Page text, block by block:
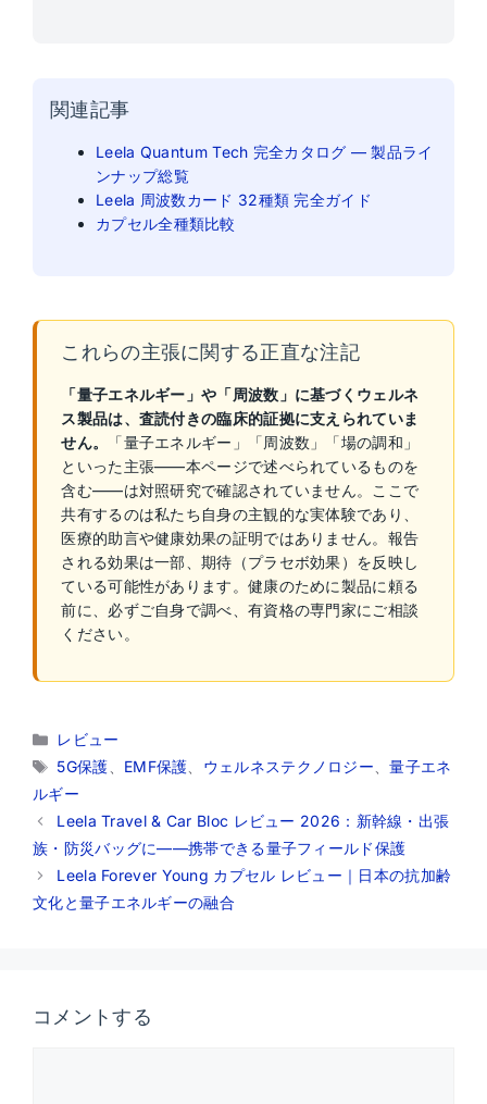
関連記事
Leela Quantum Tech 完全カタログ — 製品ライ
ンナップ総覧
Leela 周波数カード 32種類 完全ガイド
カプセル全種類比較
これらの主張に関する正直な注記
「量子エネルギー」や「周波数」に基づくウェルネ
ス製品は、査読付きの臨床的証拠に支えられていま
せん。
「量子エネルギー」「周波数」「場の調和」
といった主張——本ページで述べられているものを
含む——は対照研究で確認されていません。ここで
共有するのは私たち自身の主観的な実体験であり、
医療的助言や健康効果の証明ではありません。報告
される効果は一部、期待（プラセボ効果）を反映し
ている可能性があります。健康のために製品に頼る
前に、必ずご自身で調べ、有資格の専門家にご相談
ください。
カ
テ
リ
ー
レビュー
タ
グ
5G保護 EMF保護 ウェルネステクノロジー 、量子エネ
ルギー
Leela Travel & Car Bloc レビュー 2026：新幹線・出張
族・防災バッグに——携帯できる量子フィールド保護
Leela Forever Young カプセル レビュー｜日本の抗加齢
文化と量子エネルギーの融合
コメントする